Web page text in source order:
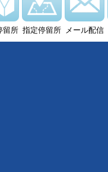
留所 指定停留所 メール配信